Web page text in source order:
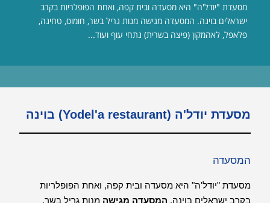
מסעדת "יודל'ה" היא מסעדה ובית קפה, ואחת הפופלריות בקרב
ישראלים בוינה. המסעדה מגישה מנות גריל בשר, חומוס, טחינה,
פלאפל, לאהמקון (פיצה בשרית) נתחי עוף ועוד...
מסעדת יודל'ה (Yodel'a restaurant) בוינה
המסעדה
מסעדת "יודל'ה" היא מסעדה ובית קפה, ואחת הפופלריות
בקרב ישראלים בוינה. המסעדה מגישה מנות גריל בשר,